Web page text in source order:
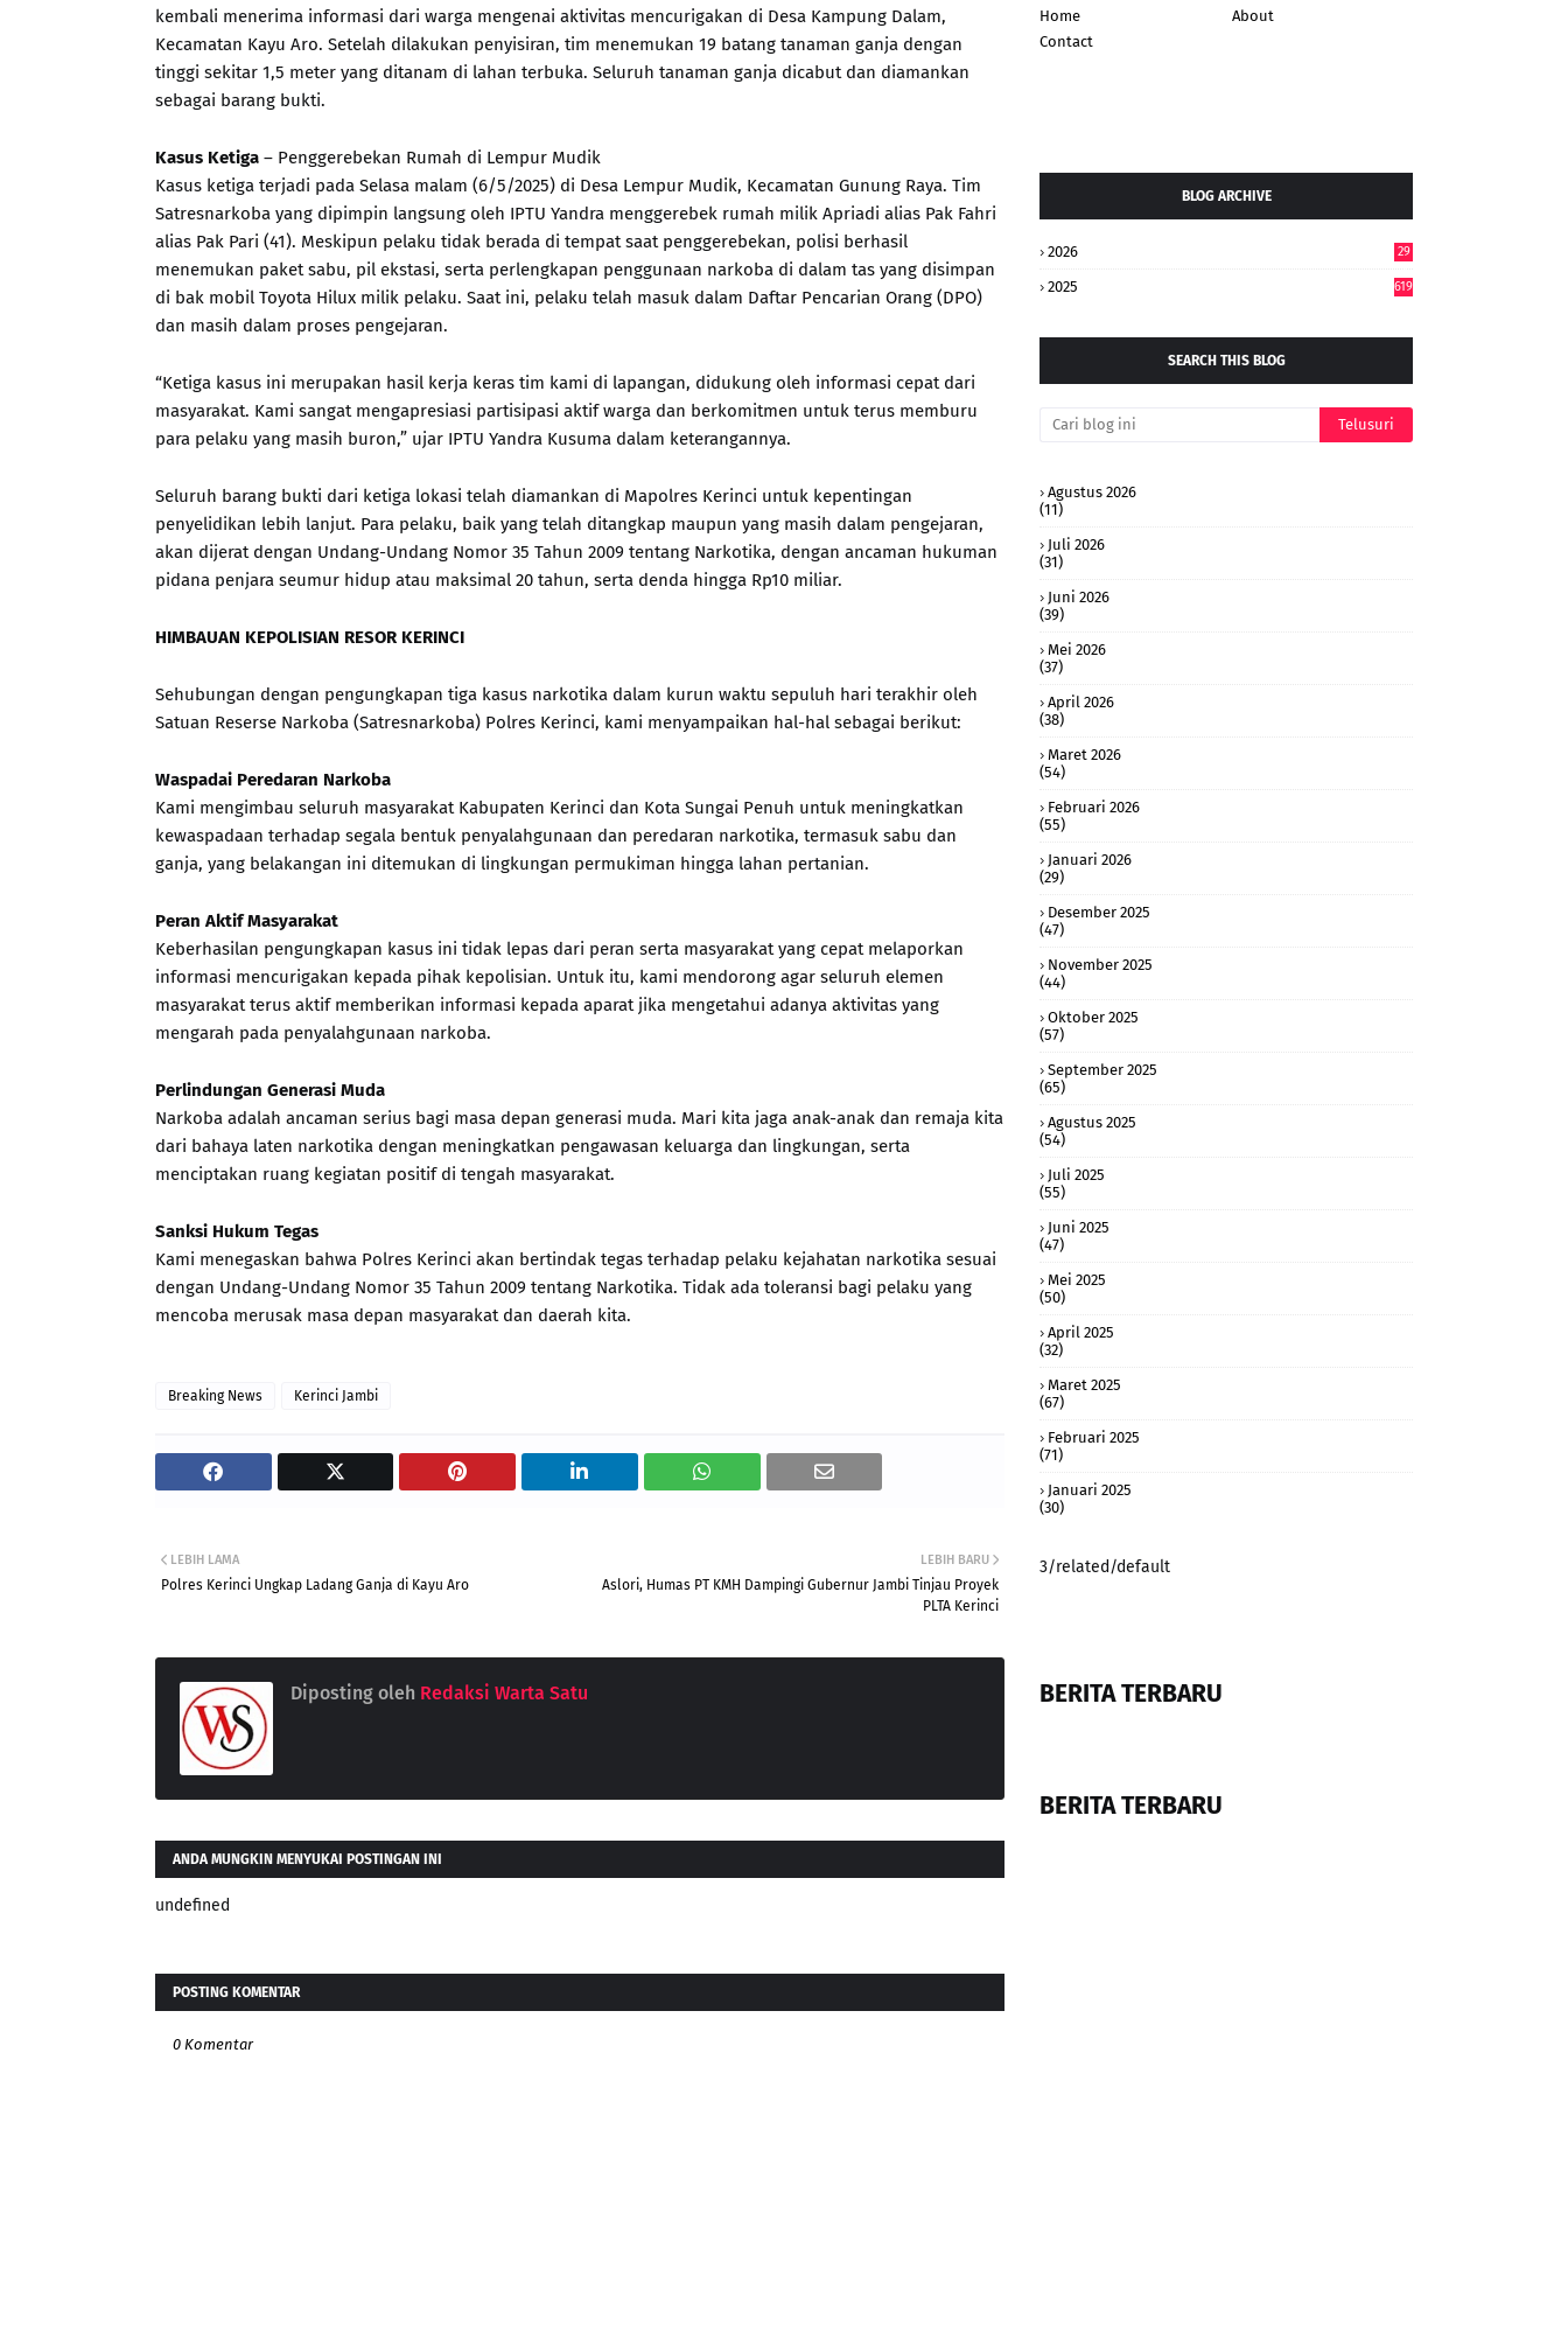
kembali menerima informasi dari warga mengenai aktivitas mencurigakan di Desa Kampung Dalam,
Kecamatan Kayu Aro. Setelah dilakukan penyisiran, tim menemukan 19 batang tanaman ganja dengan
tinggi sekitar 1,5 meter yang ditanam di lahan terbuka. Seluruh tanaman ganja dicabut dan diamankan
sebagai barang bukti.
Kasus Ketiga – Penggerebekan Rumah di Lempur Mudik
Kasus ketiga terjadi pada Selasa malam (6/5/2025) di Desa Lempur Mudik, Kecamatan Gunung Raya. Tim
Satresnarkoba yang dipimpin langsung oleh IPTU Yandra menggerebek rumah milik Apriadi alias Pak Fahri
alias Pak Pari (41). Meskipun pelaku tidak berada di tempat saat penggerebekan, polisi berhasil
menemukan paket sabu, pil ekstasi, serta perlengkapan penggunaan narkoba di dalam tas yang disimpan
di bak mobil Toyota Hilux milik pelaku. Saat ini, pelaku telah masuk dalam Daftar Pencarian Orang (DPO)
dan masih dalam proses pengejaran.
“Ketiga kasus ini merupakan hasil kerja keras tim kami di lapangan, didukung oleh informasi cepat dari
masyarakat. Kami sangat mengapresiasi partisipasi aktif warga dan berkomitmen untuk terus memburu
para pelaku yang masih buron,” ujar IPTU Yandra Kusuma dalam keterangannya.
Seluruh barang bukti dari ketiga lokasi telah diamankan di Mapolres Kerinci untuk kepentingan
penyelidikan lebih lanjut. Para pelaku, baik yang telah ditangkap maupun yang masih dalam pengejaran,
akan dijerat dengan Undang-Undang Nomor 35 Tahun 2009 tentang Narkotika, dengan ancaman hukuman
pidana penjara seumur hidup atau maksimal 20 tahun, serta denda hingga Rp10 miliar.
HIMBAUAN KEPOLISIAN RESOR KERINCI
Sehubungan dengan pengungkapan tiga kasus narkotika dalam kurun waktu sepuluh hari terakhir oleh
Satuan Reserse Narkoba (Satresnarkoba) Polres Kerinci, kami menyampaikan hal-hal sebagai berikut:
Waspadai Peredaran Narkoba
Kami mengimbau seluruh masyarakat Kabupaten Kerinci dan Kota Sungai Penuh untuk meningkatkan
kewaspadaan terhadap segala bentuk penyalahgunaan dan peredaran narkotika, termasuk sabu dan
ganja, yang belakangan ini ditemukan di lingkungan permukiman hingga lahan pertanian.
Peran Aktif Masyarakat
Keberhasilan pengungkapan kasus ini tidak lepas dari peran serta masyarakat yang cepat melaporkan
informasi mencurigakan kepada pihak kepolisian. Untuk itu, kami mendorong agar seluruh elemen
masyarakat terus aktif memberikan informasi kepada aparat jika mengetahui adanya aktivitas yang
mengarah pada penyalahgunaan narkoba.
Perlindungan Generasi Muda
Narkoba adalah ancaman serius bagi masa depan generasi muda. Mari kita jaga anak-anak dan remaja kita
dari bahaya laten narkotika dengan meningkatkan pengawasan keluarga dan lingkungan, serta
menciptakan ruang kegiatan positif di tengah masyarakat.
Sanksi Hukum Tegas
Kami menegaskan bahwa Polres Kerinci akan bertindak tegas terhadap pelaku kejahatan narkotika sesuai
dengan Undang-Undang Nomor 35 Tahun 2009 tentang Narkotika. Tidak ada toleransi bagi pelaku yang
mencoba merusak masa depan masyarakat dan daerah kita.
Breaking News Kerinci Jambi
LEBIH BARU
Aslori, Humas PT KMH Dampingi Gubernur Jambi Tinjau Proyek
PLTA Kerinci
LEBIH LAMA
Polres Kerinci Ungkap Ladang Ganja di Kayu Aro
Diposting oleh Redaksi Warta Satu
ANDA MUNGKIN MENYUKAI POSTINGAN INI
undefined
POSTING KOMENTAR
0 Komentar
Home
About
Contact
BLOG ARCHIVE
2026
29
2025 619
SEARCH THIS BLOG
Agustus 2026
(11)
Juli 2026
(31)
Juni 2026
(39)
Mei 2026
(37)
April 2026
(38)
Maret 2026
(54)
Februari 2026
(55)
Januari 2026
(29)
Desember 2025
(47)
November 2025
(44)
Oktober 2025
(57)
September 2025
(65)
Agustus 2025
(54)
Juli 2025
(55)
Juni 2025
(47)
Mei 2025
(50)
April 2025
(32)
Maret 2025
(67)
Februari 2025
(71)
Januari 2025
(30)
3/related/default
BERITA TERBARU
BERITA TERBARU